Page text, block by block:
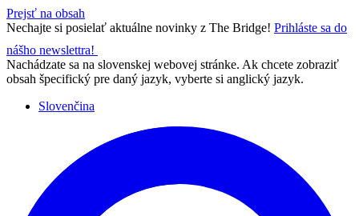
Prejsť na obsah
Nechajte si posielať aktuálne novinky z The Bridge! Prihláste sa do
nášho newslettra!
Nachádzate sa na slovenskej webovej stránke. Ak chcete zobraziť
obsah špecifický pre daný jazyk, vyberte si anglický jazyk.
Slovenčina